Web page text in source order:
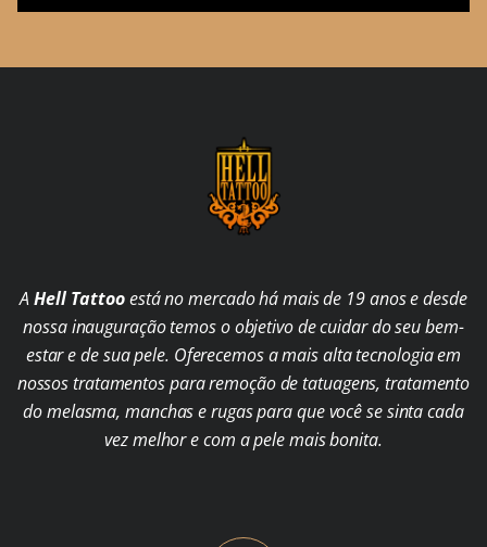
AHell Tattooestá no mercado há mais de 19 anos e desde
nossa inauguração temos o objetivo de cuidar do seu bem-
estar e de sua pele. Oferecemos a mais alta tecnologia em
nossos tratamentos para remoção de tatuagens, tratamento
do melasma, manchas e rugas para que você se sinta cada
vez melhor e com a pele mais bonita.